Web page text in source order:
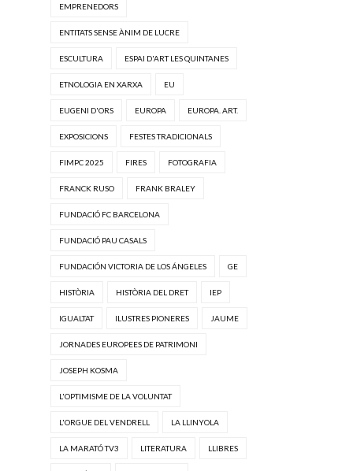
EMPRENEDORS
ENTITATS SENSE ÀNIM DE LUCRE
ESCULTURA ESPAI D'ART LES QUINTANES
ETNOLOGIA EN XARXA EU
EUGENI D'ORS EUROPA EUROPA. ART.
EXPOSICIONS FESTES TRADICIONALS
FIMPC 2025 FIRES FOTOGRAFIA
FRANCK RUSO FRANK BRALEY
FUNDACIÓ FC BARCELONA
FUNDACIÓ PAU CASALS
FUNDACIÓN VICTORIA DE LOS ÁNGELES GE
HISTÒRIA HISTÒRIA DEL DRET IEP
IGUALTAT ILUSTRES PIONERES JAUME
JORNADES EUROPEES DE PATRIMONI
JOSEPH KOSMA
L'OPTIMISME DE LA VOLUNTAT
L'ORGUE DEL VENDRELL LA LLINYOLA
LA MARATÓ TV3 LITERATURA LLIBRES